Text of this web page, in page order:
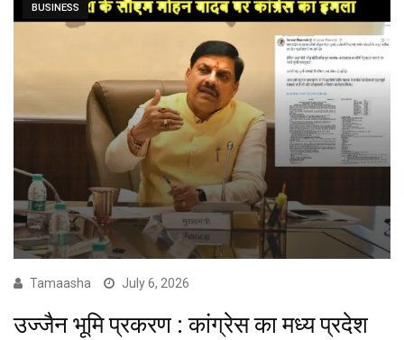
BUSINESS
Tamaasha July 6, 2026
उज्जैन भूमि प्रकरण : कांग्रेस का मध्य प्रदेश